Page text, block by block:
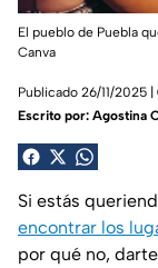
El pueblo de Puebla
Canva
Publicado 26/11/2025 |
Escrito por: Agostina
Si estás
encontrar los
por qué no,